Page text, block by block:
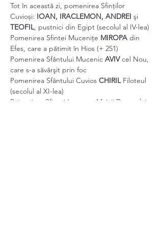
Tot în această zi, pomenirea Sfinților
Cuvioși: IOAN, IRACLEMON, ANDREI şi
TEOFIL, pustnici din Egipt (secolul al IV-lea)
Pomenirea Sfintei Mucenițe MIROPA din
Efes, care a pătimit în Hios (+ 251)
Pomenirea Sfântului Mucenic AVIV cel Nou,
care s-a săvârşit prin foc
Pomenirea Sfântului Cuvios CHIRIL Filoteul
(secolul al XI-lea)
Prăznuirea Sfintei Icoane a Maicii Domnului